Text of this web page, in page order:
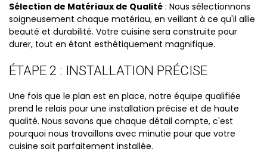
Sélection de Matériaux de Qualité : Nous sélectionnons
soigneusement chaque matériau, en veillant à ce qu'il allie
beauté et durabilité. Votre cuisine sera construite pour
durer, tout en étant esthétiquement magnifique.
ÉTAPE 2 : INSTALLATION PRÉCISE
Une fois que le plan est en place, notre équipe qualifiée
prend le relais pour une installation précise et de haute
qualité. Nous savons que chaque détail compte, c'est
pourquoi nous travaillons avec minutie pour que votre
cuisine soit parfaitement installée.